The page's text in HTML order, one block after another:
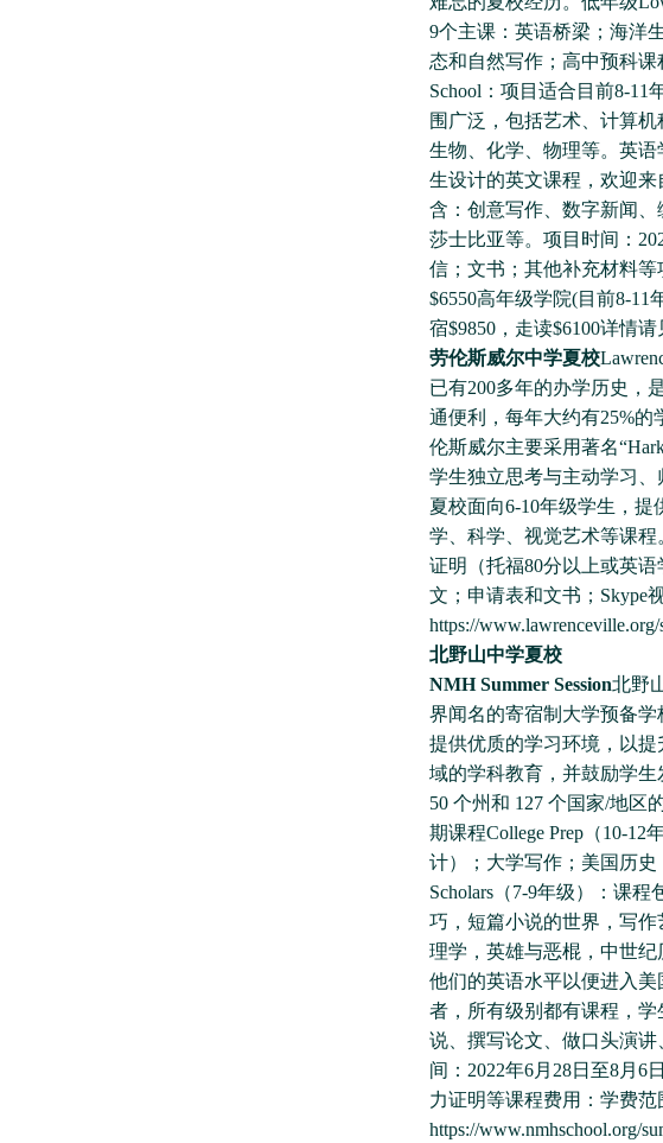
9个主课：英语桥梁；海洋
态和自然写作；高中预科
School：项目适合目前8-
围广泛，包括艺术、计算
生物、化学、物理等。英语
生设计的英文课程，欢迎
含：创意写作、数字新闻、
莎士比亚等。项目时间：
信；文书；其他补充材料等
$6550高年级学院(目前8-11
宿$9850，走读$6100详情请
劳伦斯威尔中学夏校
已有200多年的办学历史，
通便利，每年大约有25%
伦斯威尔主要采用著名
学生独立思考与主动学习
夏校面向6-10年级学生，
学、科学、视觉艺术等课程
证明（托福80分以上或英
文；申请表和文书；Skype
https://
北野山中学夏校
NMH Summer Session北野
界闻名的寄宿制大学预备
提供优质的学习环境，以
域的学科教育，并鼓励学
50 个州和 127 个国家/地区
期课程College Prep（10-
计）；大学写作；美国历
Scholars（7-9年级）：课
巧，短篇小说的世界，写
理学，英雄与恶棍，中世
他们的英语水平以便进入
者，所有级别都有课程，
说、撰写论文、做口头演
间：2022年6月28日至8月
力证明等课程费用：学费范
https://www.nmhschool.org/